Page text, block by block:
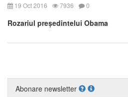
19 Oct 2016 7936 0
Rozariul președintelui Obama
Abonare newsletter